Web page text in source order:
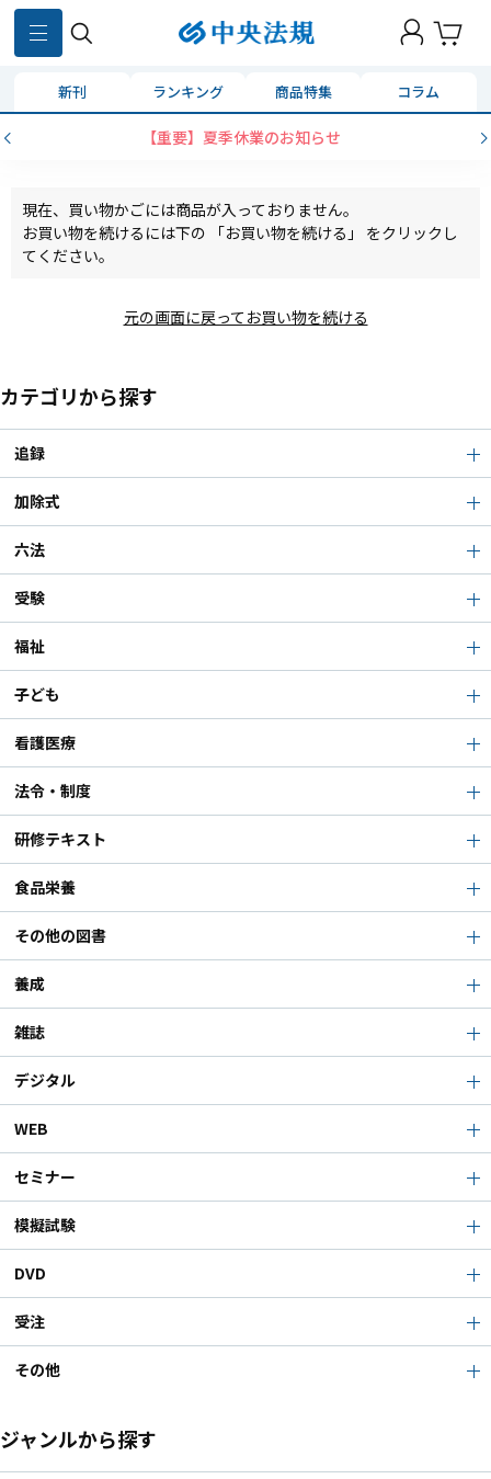
新刊 ランキング 商品特集 コラム
【重要】夏季休業のお知らせ
現在、買い物かごには商品が入っておりません。
お買い物を続けるには下の 「お買い物を続ける」 をクリックし
てください。
元の画面に戻ってお買い物を続ける
カテゴリから探す
追録
加除式
六法
受験
福祉
子ども
看護医療
法令・制度
研修テキスト
食品栄養
その他の図書
養成
雑誌
デジタル
WEB
セミナー
模擬試験
DVD
受注
その他
ジャンルから探す